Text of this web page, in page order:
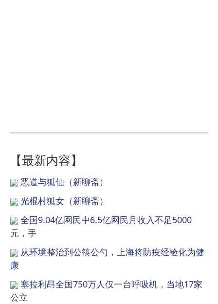
【最新内容】
恶道与狐仙（新聊斋）
光棍村狐女（新聊斋）
全国9.04亿网民中6.5亿网民月收入不足5000
元，手
从环境整治到公筷公勺，上海将防疫经验化为健
康
塞拉利昂全国750万人仅一台呼吸机，当地17家
公立